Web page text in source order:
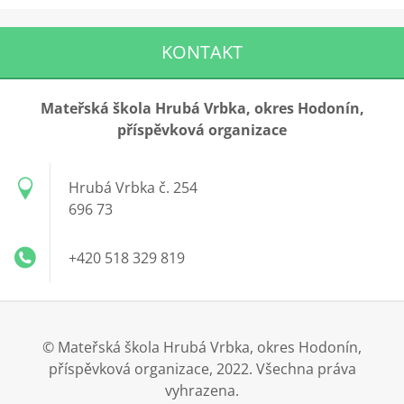
KONTAKT
Mateřská škola Hrubá Vrbka, okres Hodonín,
příspěvková organizace
Hrubá Vrbka č. 254
696 73
+420 518 329 819
© Mateřská škola Hrubá Vrbka, okres Hodonín,
příspěvková organizace, 2022. Všechna práva
vyhrazena.